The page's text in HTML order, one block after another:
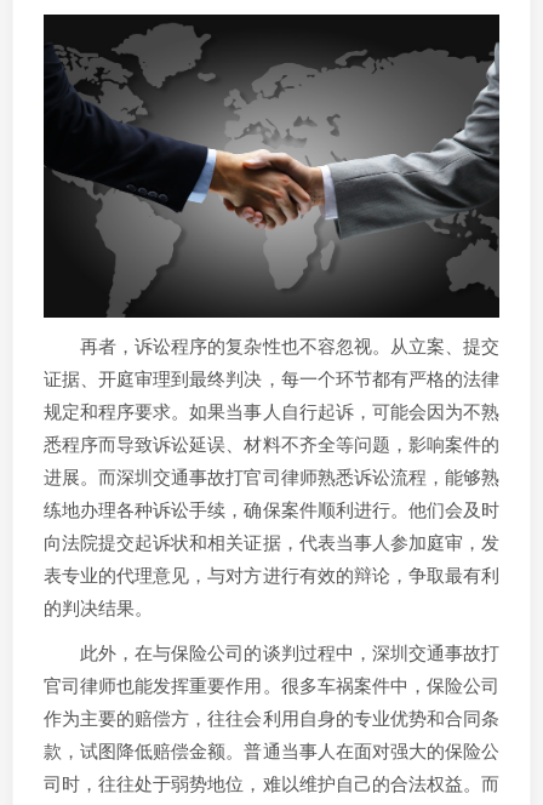
再者，诉讼程序的复杂性也不容忽视。从立案、提交
证据、开庭审理到最终判决，每一个环节都有严格的法律
规定和程序要求。如果当事人自行起诉，可能会因为不熟
悉程序而导致诉讼延误、材料不齐全等问题，影响案件的
进展。而深圳交通事故打官司律师熟悉诉讼流程，能够熟
练地办理各种诉讼手续，确保案件顺利进行。他们会及时
向法院提交起诉状和相关证据，代表当事人参加庭审，发
表专业的代理意见，与对方进行有效的辩论，争取最有利
的判决结果。
此外，在与保险公司的谈判过程中，深圳交通事故打
官司律师也能发挥重要作用。很多车祸案件中，保险公司
作为主要的赔偿方，往往会利用自身的专业优势和合同条
款，试图降低赔偿金额。普通当事人在面对强大的保险公
司时，往往处于弱势地位，难以维护自己的合法权益。而